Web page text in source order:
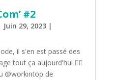
#2
Juin 29, 2023|
il s'en est passé des
tout ça aujourd'hui 👇🏼
@workintop de